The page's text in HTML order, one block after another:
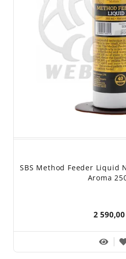
SBS Method Feeder Liquid
Aroma
2